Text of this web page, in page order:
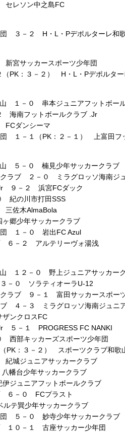
レソン中之島FC
団 ３－２ H・L・Pデポルターレ和
宮サッカースポーツ少年団
PK：３－２） H・L・Pデポルター
山 １－０ 串本ジュニアフットボー
海南フットボールクラブ .Jr
ダンシーマ
団 １－１（PK：２－１） 上富田フ
山 ５－０ 楠見少年サッカークラブ
クラブ ２－０ ミラグロッソ海南ジ
９－２ 浜宮FCダック
紀の川市打田SSS
佐木AlmaBola
郷少年サッカークラブ
団 １－０ 岩出FC Azul
６－２ アルテリーヴォ湯浅
山 １２－０ 野上ジュニアサッカー
－０ ソラティオーラU-12
クラブ ９－１ 富田サッカースポー
ブ ４－３ ミラグロッソ海南ジュニ
ンクロスFC
５－１ PROGRESS FC NANKI
西部キッカーズスポーツ少年団
PK：３－２） スポーツクラブ和歌
城ジュニアサッカークラブ
幡台少年サッカークラブ
ジュニアフットボールクラブ
６－０ FCプラスト
テ巽少年サッカークラブ
団 ５－０ 妙寺少年サッカークラブ
１０－１ 古座サッカー少年団